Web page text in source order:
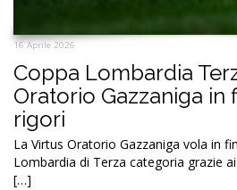
16 Aprile 2026
Coppa Lombardia
Oratorio Gazzaniga in
rigori
La Virtus Oratorio Gazzaniga vola in
Lombardia di Terza categoria grazie
[…]